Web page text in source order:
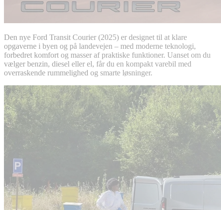
Den nye Ford Transit Courier (2025) er designet til at klare
opgaverne i byen og på landevejen – med moderne teknologi,
forbedret komfort og masser af praktiske funktioner. Uanset om du
vælger benzin, diesel eller el, får du en kompakt varebil med
overraskende rummelighed og smarte løsninger.